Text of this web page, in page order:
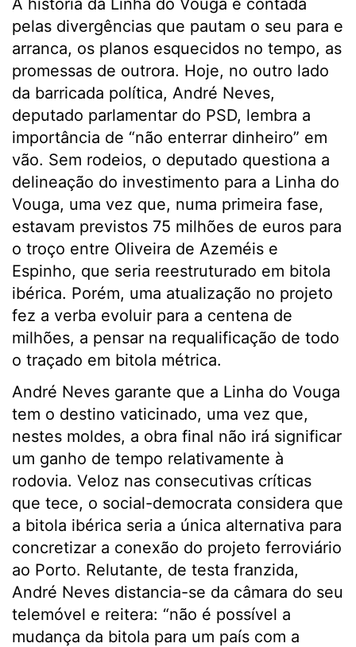
pelas divergências que pautam o seu para e
arranca, os planos esquecidos no tempo, as
promessas de outrora. Hoje, no outro lado
da barricada política, André Neves,
deputado parlamentar do PSD, lembra a
importância de “não enterrar dinheiro” em
vão. Sem rodeios, o deputado questiona a
delineação do investimento para a Linha do
Vouga, uma vez que, numa primeira fase,
estavam previstos 75 milhões de euros para
o troço entre Oliveira de Azeméis e
Espinho, que seria reestruturado em bitola
ibérica. Porém, uma atualização no projeto
fez a verba evoluir para a centena de
milhões, a pensar na requalificação de todo
o traçado em bitola métrica.
André Neves garante que a Linha do Vouga
tem o destino vaticinado, uma vez que,
nestes moldes, a obra final não irá significar
um ganho de tempo relativamente à
rodovia. Veloz nas consecutivas críticas
que tece, o social-democrata considera que
a bitola ibérica seria a única alternativa para
concretizar a conexão do projeto ferroviário
ao Porto. Relutante, de testa franzida,
André Neves distancia-se da câmara do seu
telemóvel e reitera: “não é possível a
mudança da bitola para um país com a